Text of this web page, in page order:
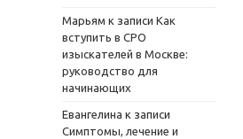
Марьям к записи Как
вступить в СРО
изыскателей в Москве:
руководство для
начинающих
Евангелина к записи
Симптомы, лечение и